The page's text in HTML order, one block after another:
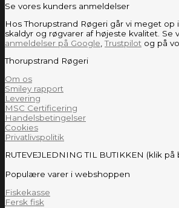
Se vores kunders anmeldelser
Hos Thorupstrand Røgeri går vi meget op
skaldyr og røgvarer af højeste kvalitet. Se
anmeldelser på Google ,Trustpilot og på
Thorupstrand Røgeri
Om os
Smiley rapport
Levering
MSC Certificering
Handelsbetingelser
Cookies
Privatlivspolitik
RUTEVEJLEDNING TIL BUTIKKEN (klik på
Populære varer i webshoppen
Fiskekasse
Fersk fisk